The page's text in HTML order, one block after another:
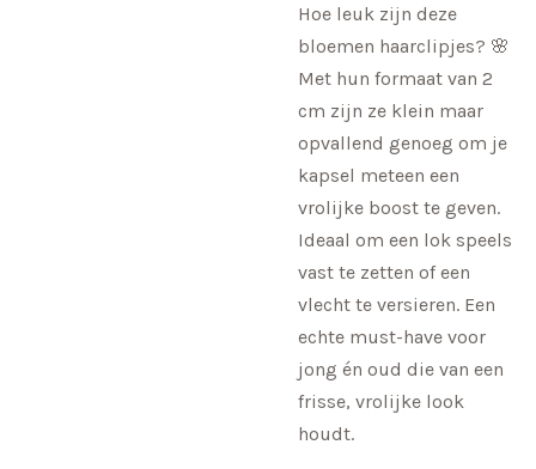
Hoe leuk zijn deze
bloemen haarclipjes? 🌸
Met hun formaat van 2
cm zijn ze klein maar
opvallend genoeg om je
kapsel meteen een
vrolijke boost te geven.
Ideaal om een lok speels
vast te zetten of een
vlecht te versieren. Een
echte must-have voor
jong én oud die van een
frisse, vrolijke look
houdt.